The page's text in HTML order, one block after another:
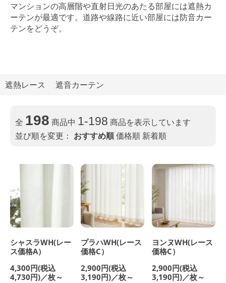
マンションの高層階や直射日光のあたる部屋には遮熱カ
ーテンが最適です。道路や線路に近い部屋には防音カー
テンをどうぞ。
遮熱レース 遮音カーテン
全 198 商品中 1-198 商品を表示しています
並び順を変更： おすすめ順価格順 新着順
シャスラWH(レー
ス価格A）
4,300円(税込
4,730円)／枚～
プラハWH(レース
価格C）
2,900円(税込
3,190円)／枚～
ヨンヌWH(レース
価格C）
2,900円(税込
3,190円)／枚～